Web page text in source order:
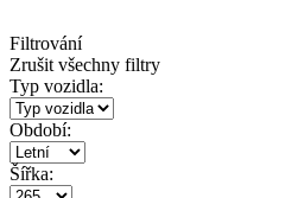
Filtrování
Zrušit všechny filtry
Typ vozidla:
Období:
Šířka: